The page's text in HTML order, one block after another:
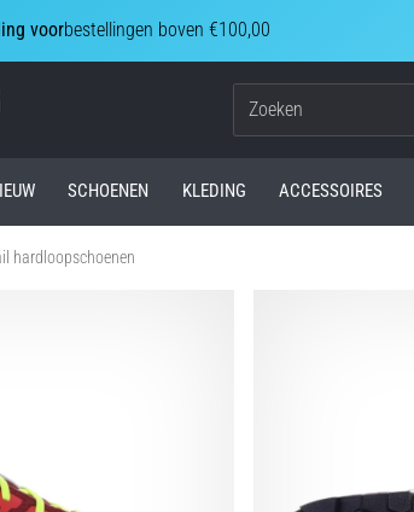
voorbestellingen boven €100,00
Top4Running.be
SCHOENEN KLEDING ACCESSOIRES
hardloopschoenen